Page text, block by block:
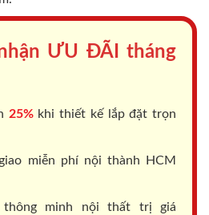
ƯU ĐÃI tháng
25%khi thiết kế lắp đặt trọn
miễn phí nội thành HCM
thông minh nội thất trị giá